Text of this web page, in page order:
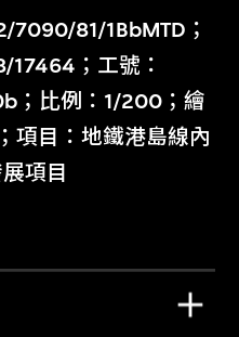
7090/81/1BbMTD；
17464；工號：
；比例：1/200；繪
項目：地鐵港島線內
項目